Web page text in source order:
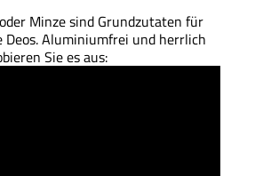
Minze sind Grundzutaten für
Deos. Aluminiumfrei und herrlich
Sie es aus: